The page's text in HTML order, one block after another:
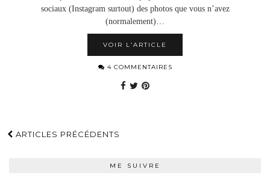
sociaux (Instagram surtout) des photos que vous n’avez
(normalement)…
VOIR L’ARTICLE
4 COMMENTAIRES
ARTICLES PRÉCÉDENTS
ME SUIVRE